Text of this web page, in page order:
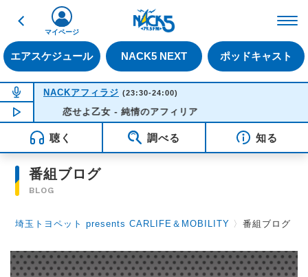
戻る
エアスケジュール NACK5 NEXT ポッドキャスト
マイページ
NOW ON AIR
NACKアフィラジ (23:30-24:00)
NOW PLAYING23:43
恋せよ乙女 - 純情のアフィリア
聴く 調べる 知る
番組ブログ
BLOG
埼玉トヨペット presents CARLIFE＆MOBILITY 〉番組ブログ